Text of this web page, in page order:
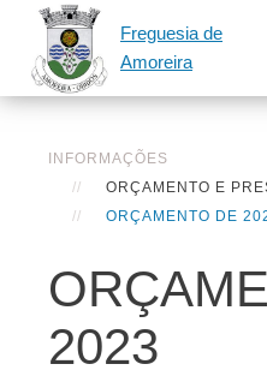
Freguesia de
Amoreira
INFORMAÇÕES
ORÇAMENTO E
ORÇAMENTO DE
2023